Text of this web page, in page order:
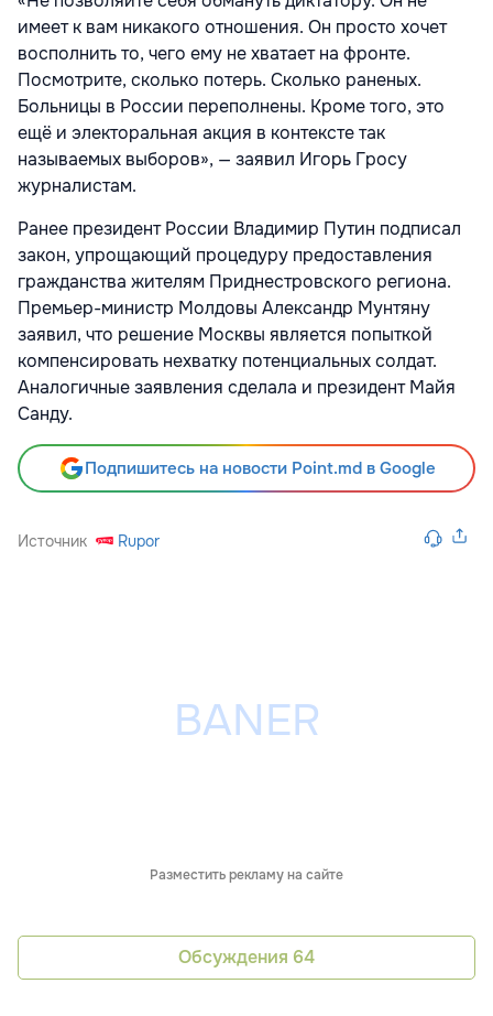
имеет к вам никакого отношения. Он просто хочет
восполнить то, чего ему не хватает на фронте.
Посмотрите, сколько потерь. Сколько раненых.
Больницы в России переполнены. Кроме того, это
ещё и электоральная акция в контексте так
называемых выборов», — заявил Игорь Гросу
журналистам.
Ранее президент России Владимир Путин подписал
закон, упрощающий процедуру предоставления
гражданства жителям Приднестровского региона.
Премьер-министр Молдовы Александр Мунтяну
заявил, что решение Москвы является попыткой
компенсировать нехватку потенциальных солдат.
Аналогичные заявления сделала и президент Майя
Санду.
Подпишитесь на новости Point.md в Google
Источник Rupor
Разместить рекламу на сайте
Обсуждения 64